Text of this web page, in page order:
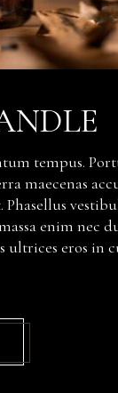
tempus.
maecenas
enim nec
ultrices eros in